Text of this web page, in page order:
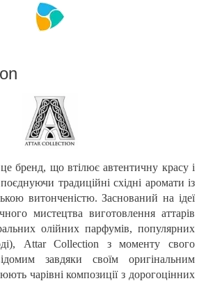
бренд, що втілює автентичну красу і
традиційні східні аромати із
витонченістю. Заснований на ідеї
мистецтва виготовлення аттарів
олійних парфумів, популярних
Attar Collection з моменту свого
завдяки своїм оригінальним
чарівні композиції з дорогоцінних